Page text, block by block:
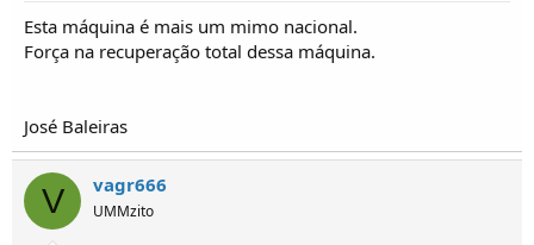
Esta máquina é mais um mimo nacional.
Força na recuperação total dessa máquina.
José Baleiras
V vagr666
UMMzito